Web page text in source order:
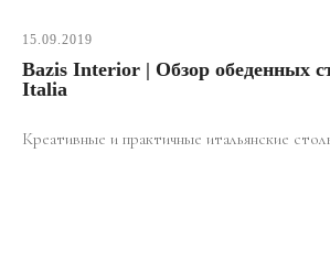
15.09.2019
Bazis Interior | Обзор обеденных
Italia
Креативные и практичные итальянские